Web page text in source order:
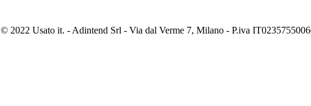
© 2022 Usato it. - Adintend Srl - Via dal Verme 7, Milano - P.iva